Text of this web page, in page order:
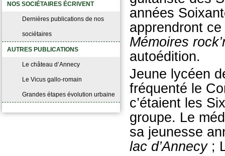
NOS SOCIÉTAIRES ÉCRIVENT
Dernières publications de nos
sociétaires
AUTRES PUBLICATIONS
Le château d’Annecy
Le Vicus gallo-romain
Grandes étapes évolution urbaine
années
apprendront ce
Mémoires
autoédition.
Jeune lycéen
fréquenté le
c’étaient les
groupe. Le
sa jeunesse
lac d’Annecy ;